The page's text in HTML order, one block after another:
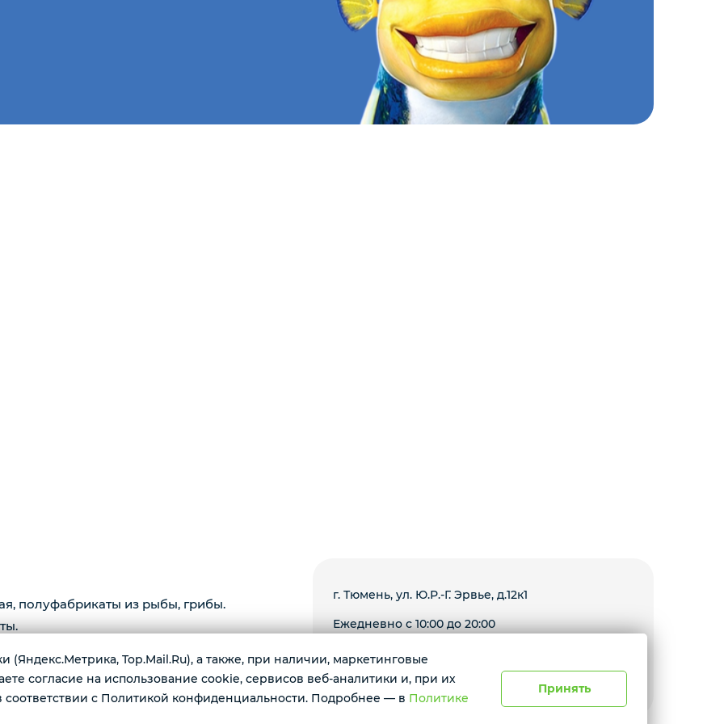
полуфабрикаты из рыбы, грибы.
г. Тюмень, ул. Ю.Р.-Г. Эрвье, д.12к1
Ежедневно с 10:00 до 20:00
Top.Mail.Ru), а также, при наличии, маркетинговые
согласие на использование cookie, сервисов веб-аналитики и, при их
с Политикой конфиденциальности. Подробнее — в Политике
Принять